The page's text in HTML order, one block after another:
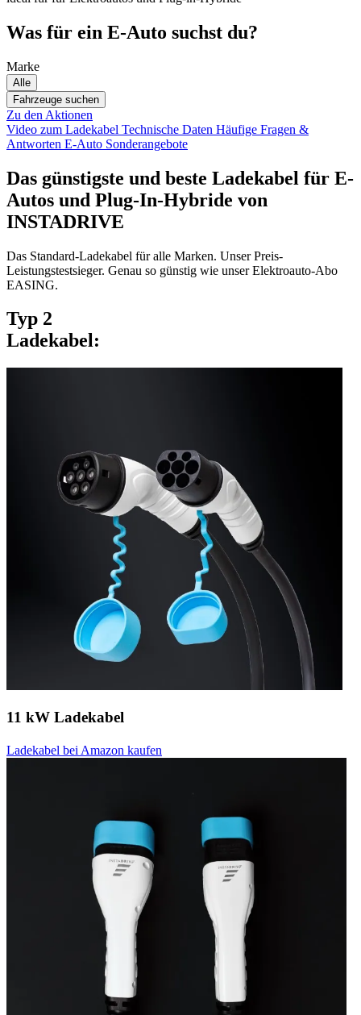
Was für ein E-Auto suchst du?
Marke
Alle
Fahrzeuge suchen
Zu den Aktionen
Video zum Ladekabel Technische Daten Häufige Fragen &
Antworten E-Auto Sonderangebote
Das günstigste und beste Ladekabel für E-
Autos und Plug-In-Hybride von
INSTADRIVE
Das Standard-Ladekabel für alle Marken. Unser Preis-
Leistungstestsieger. Genau so günstig wie unser Elektroauto-Abo
EASING.
Typ 2
Ladekabel:
11 kW Ladekabel
Ladekabel bei Amazon kaufen